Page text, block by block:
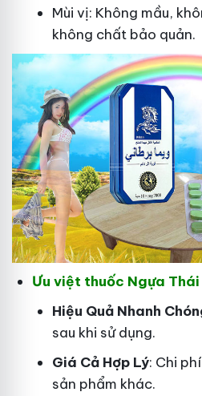
Mùi vị: Không mầu,
không chất bảo quản.
Ưu việt thuốc Ngựa
Hiệu Quả Nhanh
sau khi sử dụng.
Giá Cả Hợp Lý: Chi
sản phẩm khác.